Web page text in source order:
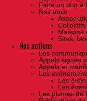
Faire un don à
Nos amis
Collectifs
Maisons
Sites,
Nos actions
Les
Appels signés
Appels et
Les
Les
Les
Les plumes de